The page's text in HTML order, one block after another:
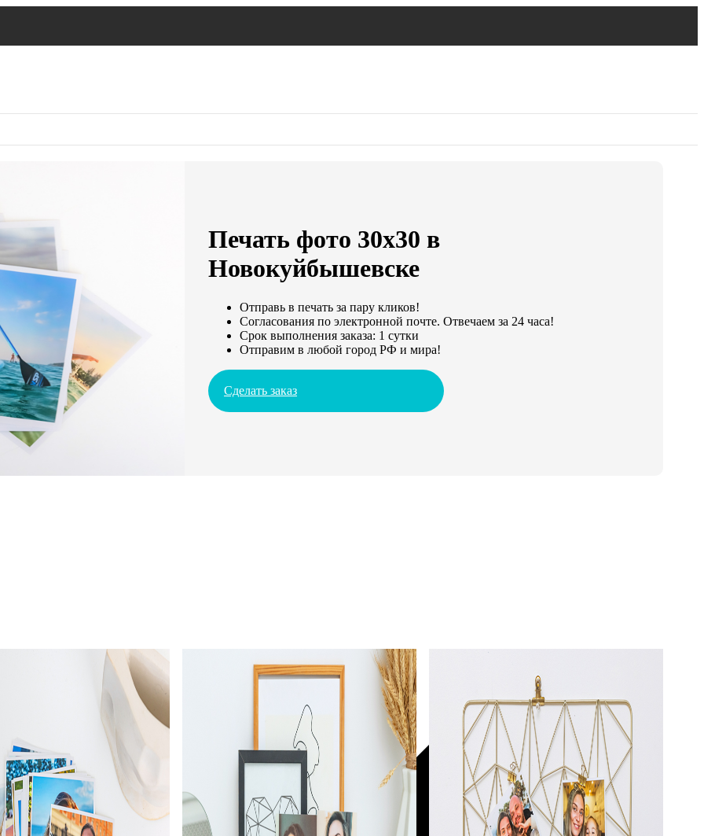
Печать фото 30х30 в
Новокуйбышевске
Отправь в печать за пару кликов!
Согласования по электронной почте. Отвечаем за 24 часа!
Срок выполнения заказа: 1 сутки
Отправим в любой город РФ и мира!
Сделать заказ